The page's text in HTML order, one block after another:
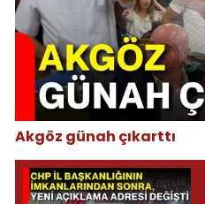
Akgöz günah çıkarttı